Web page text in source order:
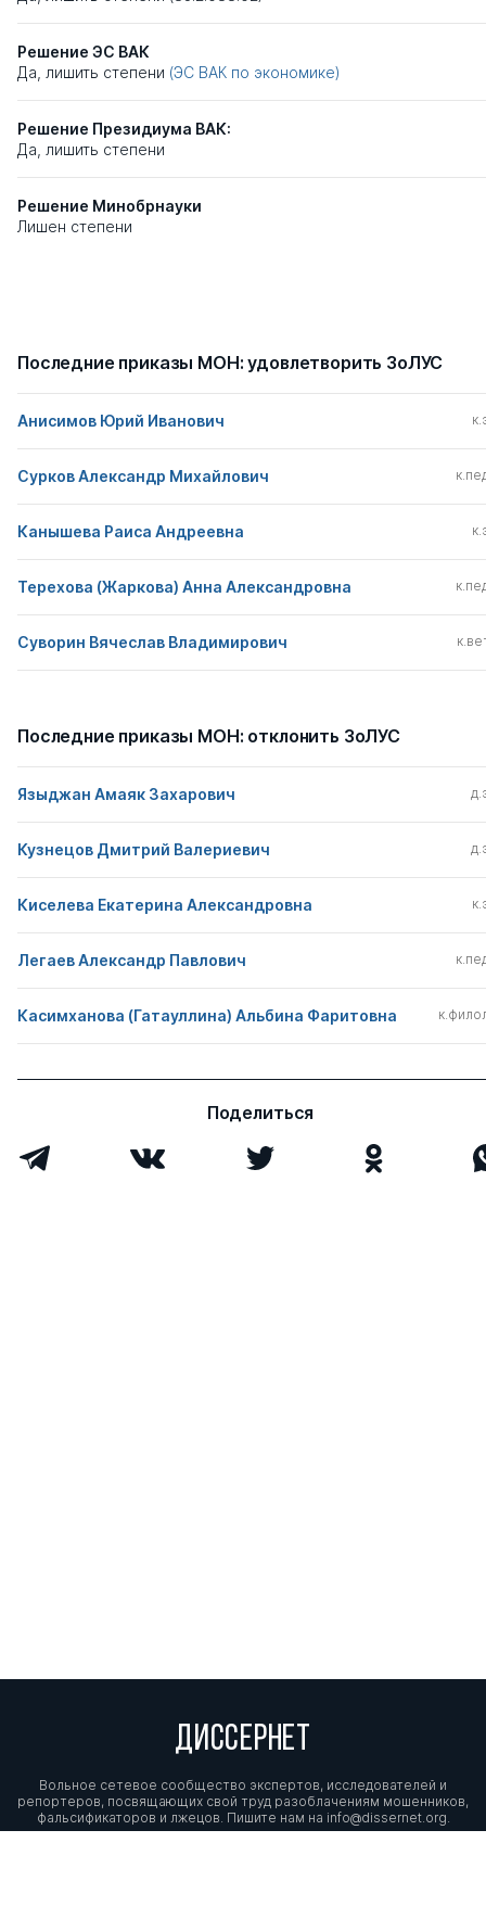
Решение ЭС ВАК
Да, лишить степени (ЭС ВАК по экономике)
Решение Президиума ВАК:
Да, лишить степени
Решение Минобрнауки
Лишен степени
Последние приказы МОН: удовлетворить ЗоЛУС
Анисимов Юрий Иванович
Сурков Александр Михайлович
Канышева Раиса Андреевна
Терехова (Жаркова) Анна Александровна
Суворин Вячеслав Владимирович
Последние приказы МОН: отклонить ЗоЛУС
Языджан Амаяк Захарович
Кузнецов Дмитрий Валериевич
Киселева Екатерина Александровна
Легаев Александр Павлович
Касимханова (Гатауллина) Альбина Фаритовна
Поделиться
ДИССЕРНЕТ
Вольное сетевое сообщество экспертов, исследователей и
репортеров, посвящающих свой труд разоблачениям мошенников,
фальсификаторов и лжецов. Пишите нам на info@dissernet.org.